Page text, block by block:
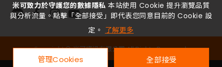
Copyright ©米可資訊有限公司All Rights Reserved.
米可致力於守護您的數據隱私 本站使用 Cookie 提升瀏覽品質
與分析流量。點擊「全部接受」即代表您同意目前的 Cookie 設
定。 了解更多
管理Cookies 全部接受